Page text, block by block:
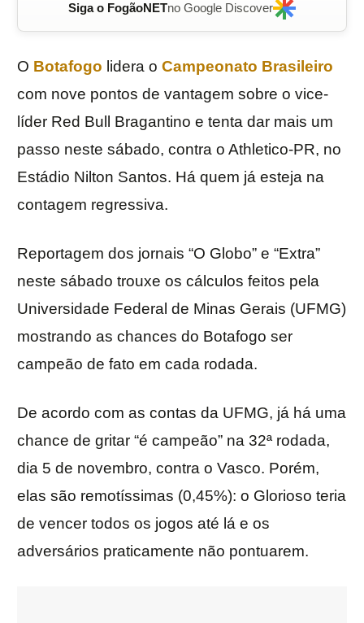
Siga o FogãoNETno Google Discover
O Botafogo lidera o Campeonato Brasileiro
com nove pontos de vantagem sobre o vice-
líder Red Bull Bragantino e tenta dar mais um
passo neste sábado, contra o Athletico-PR, no
Estádio Nilton Santos. Há quem já esteja na
contagem regressiva.
Reportagem dos jornais “O Globo” e “Extra”
neste sábado trouxe os cálculos feitos pela
Universidade Federal de Minas Gerais (UFMG)
mostrando as chances do Botafogo ser
campeão de fato em cada rodada.
De acordo com as contas da UFMG, já há uma
chance de gritar “é campeão” na 32ª rodada,
dia 5 de novembro, contra o Vasco. Porém,
elas são remotíssimas (0,45%): o Glorioso teria
de vencer todos os jogos até lá e os
adversários praticamente não pontuarem.